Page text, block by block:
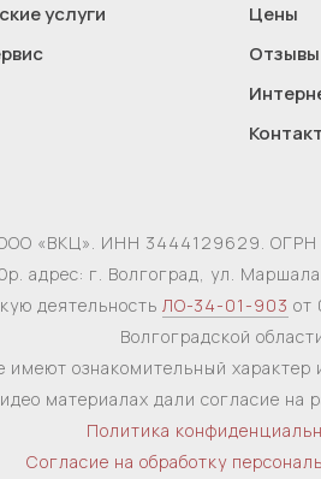
услуги
Цены
Отзывы
«ВКЦ». ИНН 3444129629. ОГРН
адрес: г. Волгоград, ул.
деятельность ЛО-34-01-903 от
Волгоградской
имеют ознакомительный характер
материалах дали согласие на
Политика
Согласие на обработку